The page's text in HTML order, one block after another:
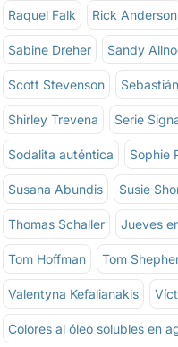
Raquel Falk Rick Anderson
Sabine Dreher Sandy
Scott Stevenson
Shirley Trevena Serie
Sodalita auténtica Sophie
Susana Abundis Susie
Thomas Schaller Jueves
Tom Hoffman Tom
Valentyna Kefalianakis
Colores al óleo solubles en